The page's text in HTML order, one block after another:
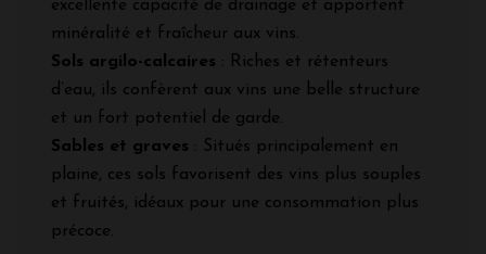
excellente capacité de drainage et apportent
minéralité et fraîcheur aux vins.
Sols argilo-calcaires : Riches et rétenteurs
d’eau, ils confèrent aux vins une belle structure
et un fort potentiel de garde.
Sables et graves : Situés principalement en
plaine, ces sols favorisent des vins plus souples
et fruités, idéaux pour une consommation plus
précoce.